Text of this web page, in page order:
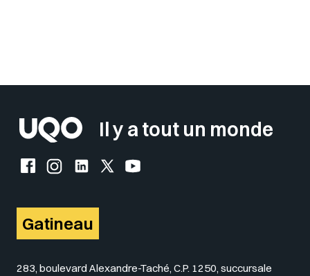
Il y a tout un monde
Facebook de l'UQO
Instagram de l'UQO
LinkedIn de l'UQO
X (Twitter) de l'UQO
YouTube de l'UQO
Gatineau
283, boulevard Alexandre-Taché, C.P. 1250, succursale